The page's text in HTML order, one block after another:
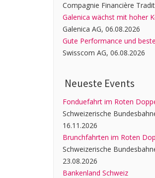
Compagnie Financière
Galenica wächst mit hoher
Galenica AG, 06.08.2026
Gute Performance und
Swisscom AG, 06.08.2026
Neueste Events
Fonduefahrt im Roten
Schweizerische
16.11.2026
Brunchfahrten im Roten
Schweizerische
23.08.2026
Bankenland Schweiz